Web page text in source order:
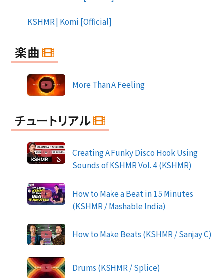
KSHMR | Komi [Official]
楽曲
More Than A Feeling
チュートリアル
Creating A Funky Disco Hook Using
Sounds of KSHMR Vol. 4 (KSHMR)
How to Make a Beat in 15 Minutes
(KSHMR / Mashable India)
How to Make Beats (KSHMR / Sanjay C)
Drums (KSHMR / Splice)